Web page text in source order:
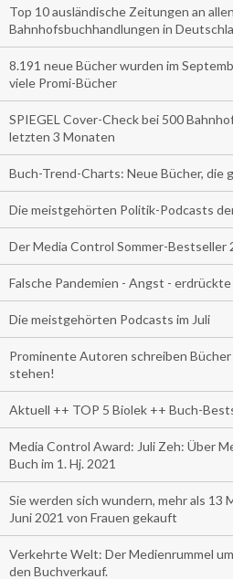
Top 10 ausländische Zeitungen an
Bahnhofsbuchhandlungen in
8.191 neue Bücher wurden im
viele Promi-Bücher
SPIEGEL Cover-Check bei 500
letzten 3 Monaten
Buch-Trend-Charts: Neue Bücher, die
Die meistgehörten Politik-Podcasts
Der Media Control Sommer-Bestseller
Falsche Pandemien - Angst -
Die meistgehörten Podcasts im Juli
Prominente Autoren schreiben Bücher
stehen!
Aktuell ++ TOP 5 Biolek ++ Buch-
Media Control Award: Juli Zeh: Über
Buch im 1. Hj. 2021
Sie werden sich wundern, mehr als 13
Juni 2021 von Frauen gekauft
Verkehrte Welt: Der Medienrummel
den Buchverkauf.